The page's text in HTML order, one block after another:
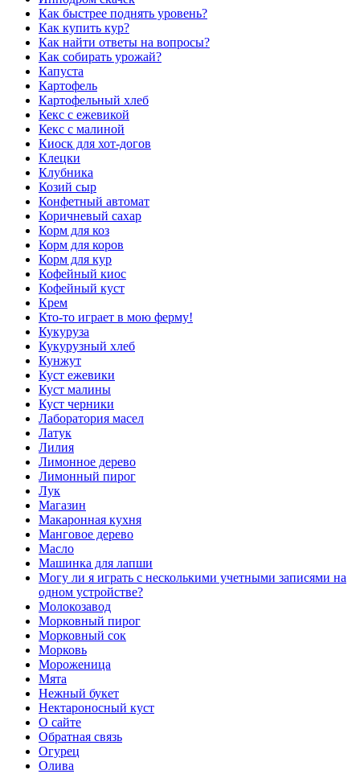
Как быстрее поднять уровень?
Как купить кур?
Как найти ответы на вопросы?
Как собирать урожай?
Капуста
Картофель
Картофельный хлеб
Кекс с ежевикой
Кекс с малиной
Киоск для хот-догов
Клецки
Клубника
Козий сыр
Конфетный автомат
Коричневый сахар
Корм для коз
Корм для коров
Корм для кур
Кофейный киос
Кофейный куст
Крем
Кто-то играет в мою ферму!
Кукуруза
Кукурузный хлеб
Кунжут
Куст ежевики
Куст малины
Куст черники
Лаборатория масел
Латук
Лилия
Лимонное дерево
Лимонный пирог
Лук
Магазин
Макаронная кухня
Манговое дерево
Масло
Машинка для лапши
Могу ли я играть с несколькими учетными записями на
одном устройстве?
Молокозавод
Морковный пирог
Морковный сок
Морковь
Мороженица
Мята
Нежный букет
Нектароносный куст
О сайте
Обратная связь
Огурец
Олива